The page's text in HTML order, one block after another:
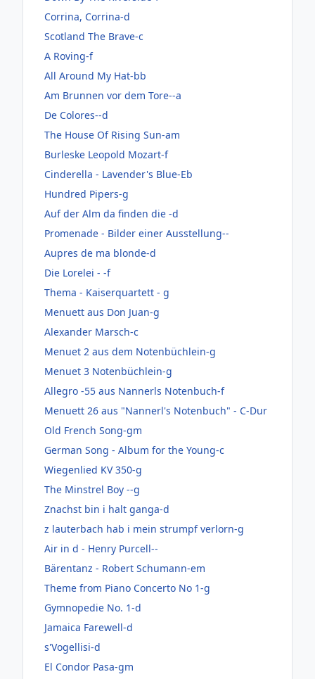
Corrina, Corrina-d
Scotland The Brave-c
A Roving-f
All Around My Hat-bb
Am Brunnen vor dem Tore--a
De Colores--d
The House Of Rising Sun-am
Burleske Leopold Mozart-f
Cinderella - Lavender's Blue-Eb
Hundred Pipers-g
Auf der Alm da finden die -d
Promenade - Bilder einer Ausstellung--
Aupres de ma blonde-d
Die Lorelei - -f
Thema - Kaiserquartett - g
Menuett aus Don Juan-g
Alexander Marsch-c
Menuet 2 aus dem Notenbüchlein-g
Menuet 3 Notenbüchlein-g
Allegro -55 aus Nannerls Notenbuch-f
Menuett 26 aus "Nannerl's Notenbuch" - C-Dur
Old French Song-gm
German Song - Album for the Young-c
Wiegenlied KV 350-g
The Minstrel Boy --g
Znachst bin i halt ganga-d
z lauterbach hab i mein strumpf verlorn-g
Air in d - Henry Purcell--
Bärentanz - Robert Schumann-em
Theme from Piano Concerto No 1-g
Gymnopedie No. 1-d
Jamaica Farewell-d
s'Vogellisi-d
El Condor Pasa-gm